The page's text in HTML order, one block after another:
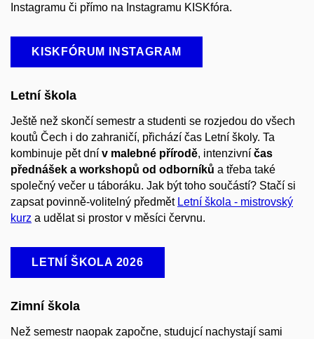
Instagramu či přímo na Instagramu KISKfóra.
KISKFÓRUM INSTAGRAM
Letní škola
Ještě než skončí semestr a studenti se rozjedou do všech
koutů Čech i do zahraničí, přichází čas Letní školy. Ta
kombinuje pět dní v malebné přírodě, intenzivní čas
přednášek a workshopů od odborníků a třeba také
společný večer u táboráku. Jak být toho součástí? Stačí si
zapsat povinně-volitelný předmět Letní škola - mistrovský
kurz a udělat si prostor v měsíci červnu.
LETNÍ ŠKOLA 2026
Zimní škola
Než semestr naopak započne, studujcí nachystají sami